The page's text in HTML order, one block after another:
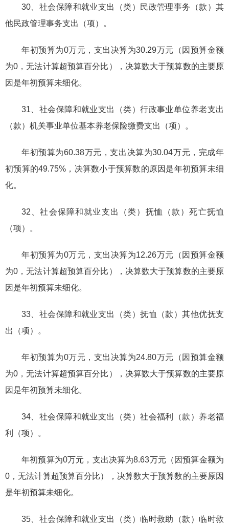
30、社会保障和就业支出（类）民政管理事务（款）其
他民政管理事务支出（项）。
年初预算为0万元，支出决算为30.29万元（因预算金额
为0，无法计算超预算百分比），决算数大于预算数的主要原
因是年初预算未细化。
31、社会保障和就业支出（类）行政事业单位养老支出
（款）机关事业单位基本养老保险缴费支出（项）。
年初预算为60.38万元，支出决算为30.04万元，完成年
初预算的49.75%，决算数小于预算数的原因是年初预算未细
化。
32、社会保障和就业支出（类）抚恤（款）死亡抚恤
（项）。
年初预算为0万元，支出决算为12.26万元（因预算金额
为0，无法计算超预算百分比），决算数大于预算数的主要原
因是年初预算未细化。
33、社会保障和就业支出（类）抚恤（款）其他优抚支
出（项）。
年初预算为0万元，支出决算为24.80万元（因预算金额
为0，无法计算超预算百分比），决算数大于预算数的主要原
因是年初预算未细化。
34、社会保障和就业支出（类）社会福利（款）养老福
利（项）。
年初预算为0万元，支出决算为8.63万元（因预算金额为
0，无法计算超预算百分比），决算数大于预算数的主要原因
是年初预算未细化。
35、社会保障和就业支出（类）临时救助（款）临时救